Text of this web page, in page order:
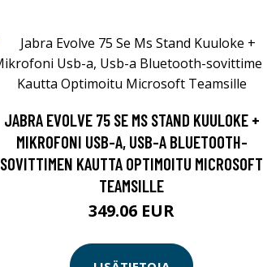
JABRA EVOLVE 75 SE MS STAND KUULOKE +
MIKROFONI USB-A, USB-A BLUETOOTH-
SOVITTIMEN KAUTTA OPTIMOITU MICROSOFT
TEAMSILLE
349.06 EUR